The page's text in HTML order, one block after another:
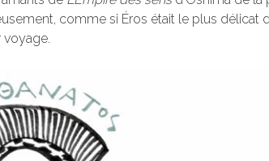
comme si Éros était le plus délicat